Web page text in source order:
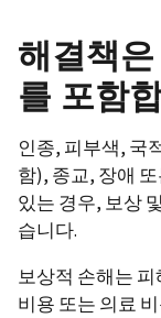
해결책
를 포함
인종, 피부색, 국
함), 종교, 장애
있는 경우, 보상
습니다.
보상적 손해는
비용 또는 의료